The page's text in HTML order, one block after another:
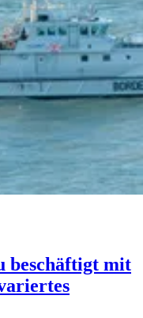
beschäftigt mit